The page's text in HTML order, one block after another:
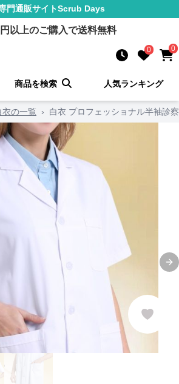
門通販サイトScrub Days
円以上のご購入で送料無料
0 0
商品を検索 人気ランキング
衣の一覧 › 白衣 プロフェッショナル半袖診